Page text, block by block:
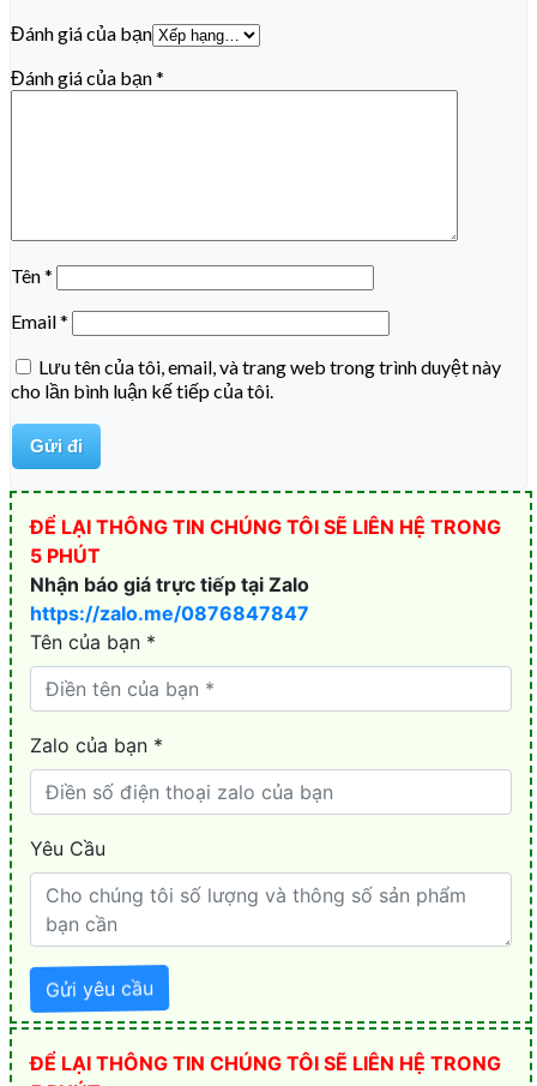
Đánh giá của bạn
Đánh giá của bạn*
Tên*
Email*
Lưu tên của tôi, email, và trang web trong trình duyệt này
cho lần bình luận kế tiếp của tôi.